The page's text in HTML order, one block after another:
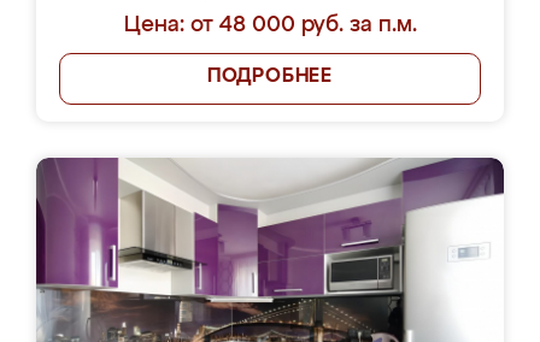
Цена: от 48 000 руб. за п.м.
ПОДРОБНЕЕ